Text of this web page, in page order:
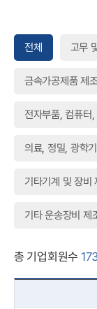
전체 고무
금속가공제품 제
전자부품, 컴퓨터
의료, 정밀, 광학
기타기계 및 장비
기타 운송장비 제
총 기업회원수